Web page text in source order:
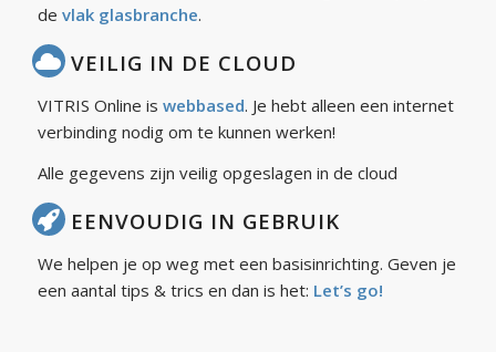
de vlak glasbranche.
VEILIG IN DE CLOUD
VITRIS Online is webbased. Je hebt alleen een internet
verbinding nodig om te kunnen werken!
Alle gegevens zijn veilig opgeslagen in de cloud
EENVOUDIG IN GEBRUIK
We helpen je op weg met een basisinrichting. Geven je
een aantal tips & trics en dan is het: Let’s go!